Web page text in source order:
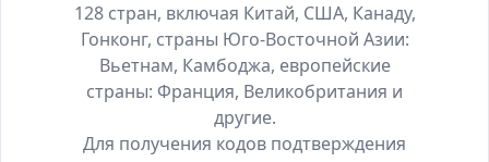
128 стран, включая Китай, США, Канаду,
Гонконг, страны Юго-Восточной Азии:
Вьетнам, Камбоджа, европейские
страны: Франция, Великобритания и
другие.
Для получения кодов подтверждения